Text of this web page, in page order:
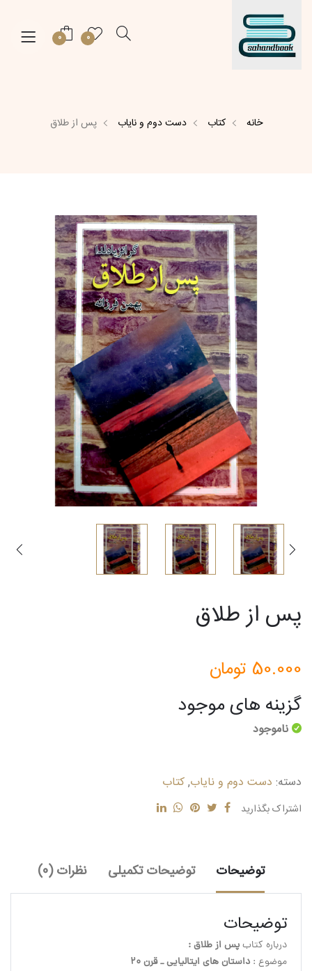
0
0
خانه کتاب دست دوم و نایاب پس از طلاق
پس از طلاق
50.000 تومان
گزینه های موجود
ناموجود
دسته: دست دوم و نایاب,کتاب
اشتراک بگذارید
توضیحات توضیحات تکمیلی نظرات (0)
توضیحات
درباره کتاب پس از طلاق :
موضوع : داستان های ایتالیایی _ قرن 20